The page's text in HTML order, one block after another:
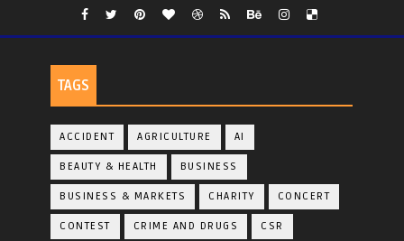
TAGS
ACCIDENT AGRICULTURE AI
BEAUTY & HEALTH BUSINESS
BUSINESS & MARKETS CHARITY CONCERT
CONTEST CRIME AND DRUGS CSR